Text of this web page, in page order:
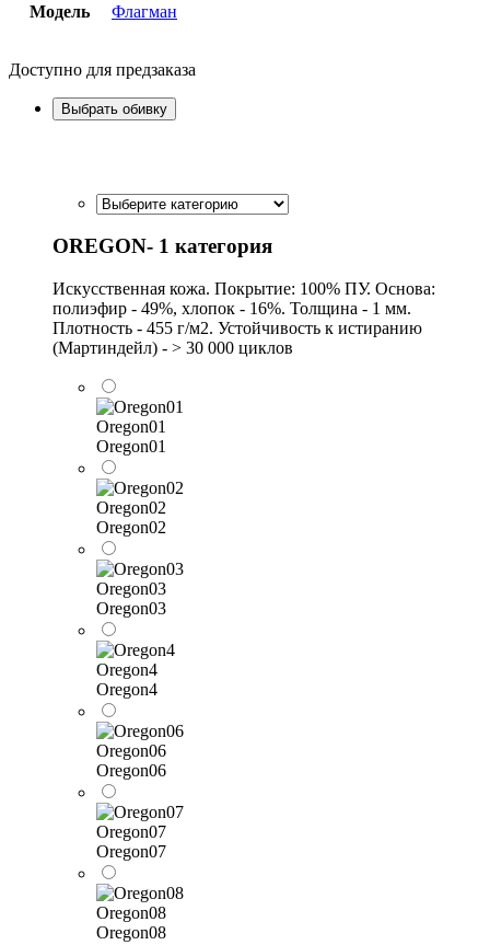
Модель Флагман
Доступно для предзаказа
Выбрать обивку
OREGON- 1 категория
Искусственная кожа. Покрытие: 100% ПУ. Основа:
полиэфир - 49%, хлопок - 16%. Толщина - 1 мм.
Плотность - 455 г/м2. Устойчивость к истиранию
(Мартиндейл) - > 30 000 циклов
Oregon01
Oregon01
Oregon02
Oregon02
Oregon03
Oregon03
Oregon4
Oregon4
Oregon06
Oregon06
Oregon07
Oregon07
Oregon08
Oregon08